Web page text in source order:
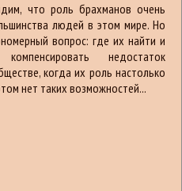
что роль брахманов очень
людей в этом мире. Но
вопрос: где их найти и
недостаток
когда их роль настолько
нет таких возможностей...